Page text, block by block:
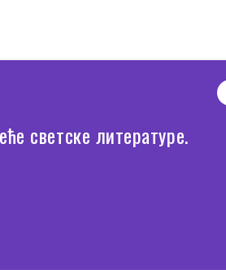
светске литературе.